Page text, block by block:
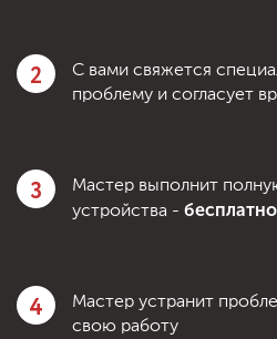
2
С вами свяжется
проблему и согласует
3
Мастер выполнит
устройства - бесплатно
4
Мастер устранит
свою работу